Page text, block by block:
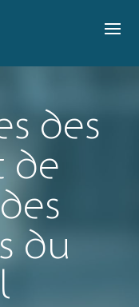
des
de
du